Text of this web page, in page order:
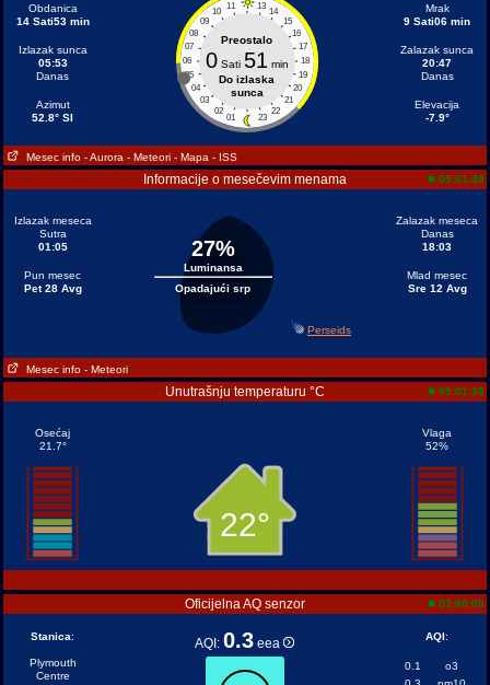
Obdanica
14 Sati53 min
Izlazak sunca
05:53
Danas
Azimut
52.8° SI
11 13
10
14
09
15
08
16
07
17
06
18
05
19
04
20
03
21
02
22
01 23
Preostalo
0Sati 51 min
Do izlaska
sunca
Mrak
9 Sati06 min
Zalazak sunca
20:47
Danas
Elevacija
-7.9°
Mesec info - Aurora - Meteori - Mapa - ISS
Informacije o mesečevim menama 05:01:49
Izlazak meseca
Sutra
01:05
Pun mesec
Pet 28 Avg
27%
Luminansa
Opadajući srp
Zalazak meseca
Danas
18:03
Mlad mesec
Sre 12 Avg
Perseids
Mesec info - Meteori
Unutrašnju temperaturu °C 05:01:38
Osećaj
21.7°
22°
Vlaga
52%
Oficijelna AQ senzor 03:00:00
Stanica:
Plymouth
Centre
AQI:0.3 eea AQI:
0.1
o3